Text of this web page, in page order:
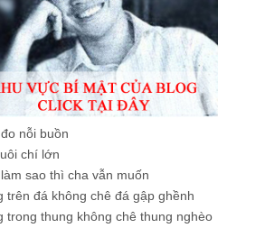
nỗi buồn
chí lớn
sao thì cha vẫn muốn
trên đá không chê đá gập ghềnh
trong thung không chê thung nghèo